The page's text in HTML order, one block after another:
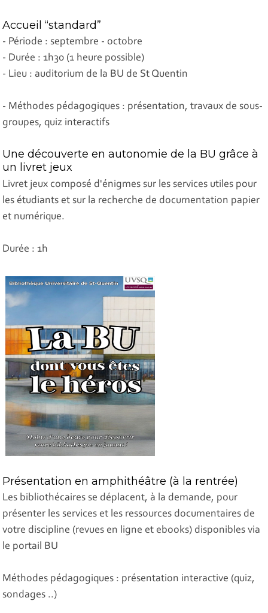
Accueil “standard”
- Période : septembre - octobre
- Durée : 1h30 (1 heure possible)
- Lieu : auditorium de la BU de St Quentin
- Méthodes pédagogiques : présentation, travaux de sous-
groupes, quiz interactifs
Une découverte en autonomie de la BU grâce à
un livret jeux
Livret jeux composé d'énigmes sur les services utiles pour
les étudiants et sur la recherche de documentation papier
et numérique.
Durée : 1h
Présentation en amphithéâtre (à la rentrée)
Les bibliothécaires se déplacent, à la demande, pour
présenter les services et les ressources documentaires de
votre discipline (revues en ligne et ebooks) disponibles via
le portail BU
Méthodes pédagogiques : présentation interactive (quiz,
sondages ..)